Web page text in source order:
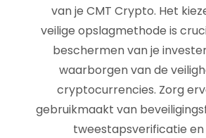
van je CMT Crypto. Het
veilige opslagmethode is
beschermen van je
waarborgen van de
cryptocurrencies. Zorg
gebruikmaakt van
tweestapsverificatie